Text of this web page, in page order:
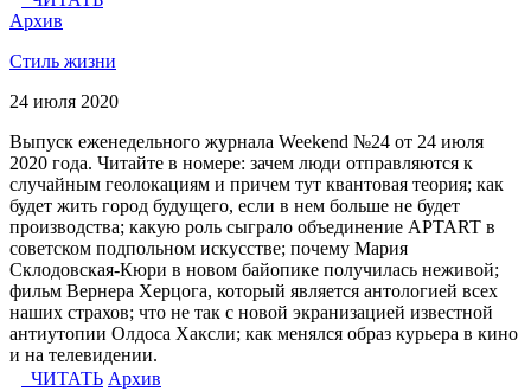
Архив
Стиль жизни
24 июля 2020
Выпуск еженедельного журнала Weekend №24 от 24 июля
2020 года. Читайте в номере: зачем люди отправляются к
случайным геолокациям и причем тут квантовая теория; как
будет жить город будущего, если в нем больше не будет
производства; какую роль сыграло объединение APTART в
советском подпольном искусстве; почему Мария
Склодовская-Кюри в новом байопике получилась неживой;
фильм Вернера Херцога, который является антологией всех
наших страхов; что не так с новой экранизацией известной
антиутопии Олдоса Хаксли; как менялся образ курьера в кино
и на телевидении.
ЧИТАТЬ Архив